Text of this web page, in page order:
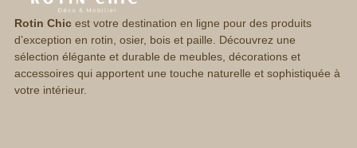
Rotin Chicest votre destination en ligne pour des produits
d’exception en rotin, osier, bois et paille. Découvrez une
sélection élégante et durable de meubles, décorations et
accessoires qui apportent une touche naturelle et sophistiquée à
votre intérieur.